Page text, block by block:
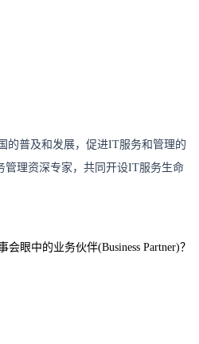
普及和发展，促进IT服务和管理的
理资深专家，共同开设IT服务生命
眼中的业务伙伴(Business Partner)？